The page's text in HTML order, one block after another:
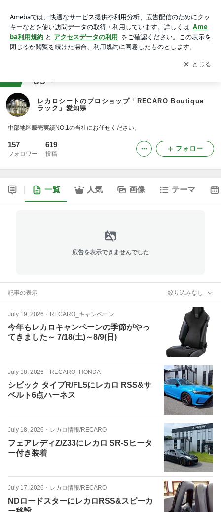
知県
アプリをダウンロードして ブログの更新通知
を受け取りまし
ょう。
開く
89
レカロシートのプロショップ「RECARO Boutique
ラック」愛知県
中部地区販売実績NO,1の当社にお任せください。
157
フォロワー
619
投稿
フォロー
一覧 人気 画像 テーマ
広告を表示できませんでした
記事の表示 絞り込みなし
July 19, 2026 ・ RECARO_キャンペーン
今年もレカロキャンペーンの季節がやっ
てきました～ 7/18(土)～8/9(日)
July 18, 2026 ・ RECARO_HONDA
シビック タイプR/FL5にレカロ RSS&サ
ベルト6点ハーネス
July 18, 2026 ・ レカロ情報/RECARO
フェアレディZ/Z33にレカロ SR-Sヒータ
ー付き装着
July 17, 2026 ・ レカロ情報/RECARO
NDロードスターにレカロRSS&スピーカ